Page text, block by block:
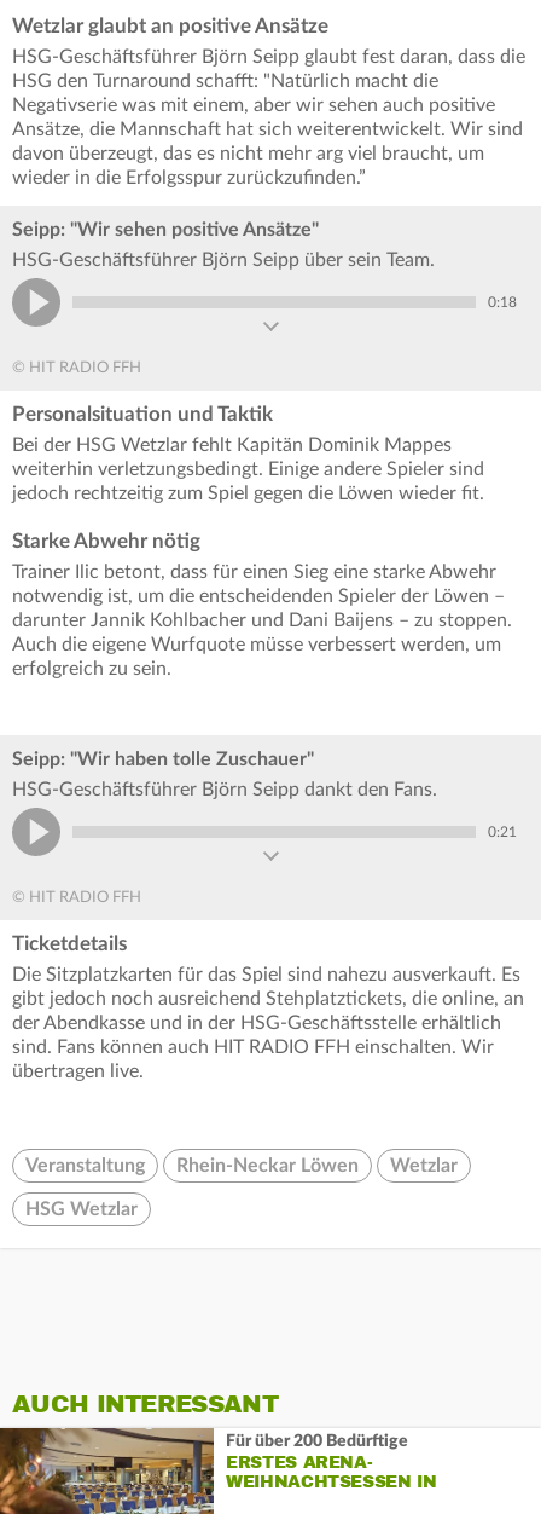
Wetzlar glaubt an positive Ansätze
HSG-Geschäftsführer Björn Seipp glaubt fest daran, dass die
HSG den Turnaround schafft: "Natürlich macht die
Negativserie was mit einem, aber wir sehen auch positive
Ansätze, die Mannschaft hat sich weiterentwickelt. Wir sind
davon überzeugt, das es nicht mehr arg viel braucht, um
wieder in die Erfolgsspur zurückzufinden.”
Seipp: "Wir sehen positive Ansätze"
HSG-Geschäftsführer Björn Seipp über sein Team.
0:18
© HIT RADIO FFH
Personalsituation und Taktik
Bei der HSG Wetzlar fehlt Kapitän Dominik Mappes
weiterhin verletzungsbedingt. Einige andere Spieler sind
jedoch rechtzeitig zum Spiel gegen die Löwen wieder fit.
Starke Abwehr nötig
Trainer Ilic betont, dass für einen Sieg eine starke Abwehr
notwendig ist, um die entscheidenden Spieler der Löwen –
darunter Jannik Kohlbacher und Dani Baijens – zu stoppen.
Auch die eigene Wurfquote müsse verbessert werden, um
erfolgreich zu sein.
Seipp: "Wir haben tolle Zuschauer"
HSG-Geschäftsführer Björn Seipp dankt den Fans.
0:21
© HIT RADIO FFH
Ticketdetails
Die Sitzplatzkarten für das Spiel sind nahezu ausverkauft. Es
gibt jedoch noch ausreichend Stehplatztickets, die online, an
der Abendkasse und in der HSG-Geschäftsstelle erhältlich
sind. Fans können auch HIT RADIO FFH einschalten. Wir
übertragen live.
Veranstaltung Rhein-Neckar Löwen Wetzlar
HSG Wetzlar
AUCH INTERESSANT
Für über 200 Bedürftige
ERSTES ARENA-
WEIHNACHTSESSEN IN